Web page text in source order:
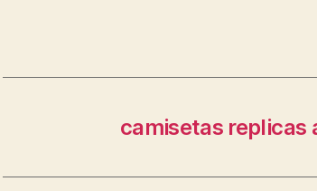
camisetas replicas